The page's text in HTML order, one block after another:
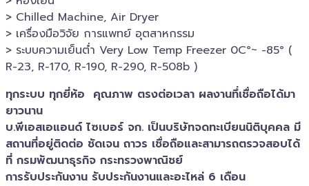
> Chilled​ Machine, Air Dryer
> เครื่องมือวิจัย การแพทย์​ อุตสาหกรรม
> ระบบความเย็นต่ำ Very Low Temp Freezer 0C°~ -​85° (
R-23, R-170, R-190, R-290, R-508b )
ทุกระบบ ทุกยี่ห้อ คุณภาพ ตรงต่อเวลา ผลงานทึ่เชื่อถือได้มา
ยาวนาน
บ.พีเอสเอ​แอนด์ ไซเบอร์​ จก. เป็นบริษัทจดทะเบียนนิติบุคคล​ มี
สถานที่อยู่ติดต่อ ชัดเจน ถาวร เชื่อถือและสามารถตรวจสอบ​ได้
ที่ กรมพัฒนาธุรกิจ​ กระทรวงพาณิชย์
การรับประกันงาน รับประกันงานและอะไหล่ 6 เดือน